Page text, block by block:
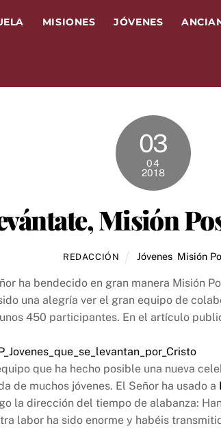
MISIONES JÓVENES
03
04
2018
Misión
REDACCIÓN Jóvenes Misión
ha bendecido en gran manera Misión
una alegría ver el gran equipo de
450 participantes. En el artículo
se_levantan_por_Cristo
que ha hecho posible una nueva
de muchos jóvenes. El Señor ha usado a
la dirección del tiempo de alabanza:
labor ha sido enorme y habéis